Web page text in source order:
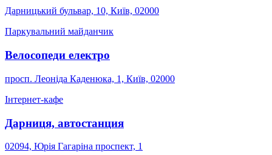
Дарницький бульвар, 10, Київ, 02000
Паркувальний майданчик
Велосопеди електро
просп. Леоніда Каденюка, 1, Київ, 02000
Інтернет-кафе
Дарниця, автостанция
02094, Юрія Гагаріна проспект, 1